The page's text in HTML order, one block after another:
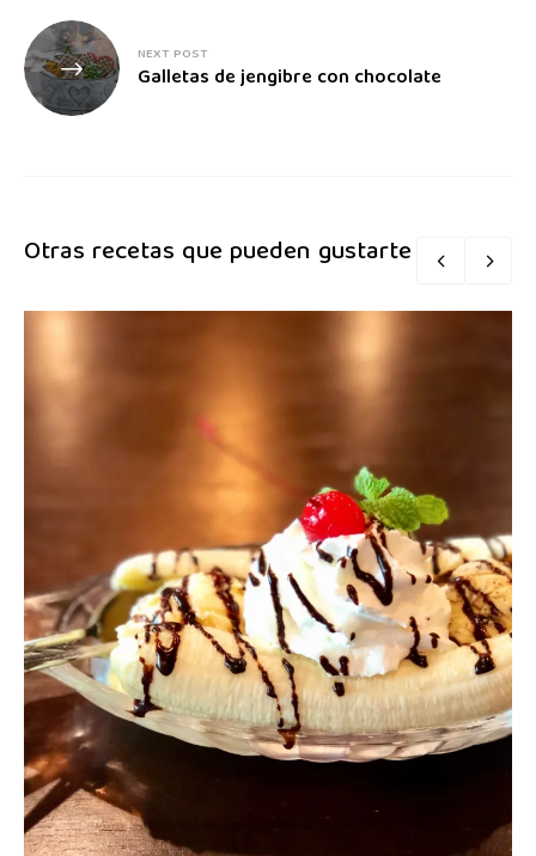
NEXT POST
Galletas de jengibre con chocolate
Otras recetas que pueden gustarte